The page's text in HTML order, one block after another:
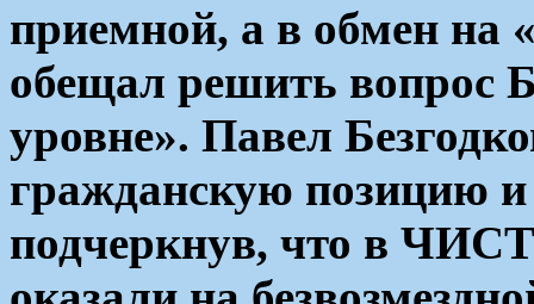
приемной, а в обмен на
обещал решить вопрос
уровне». Павел
гражданскую позицию и
подчеркнув, что в